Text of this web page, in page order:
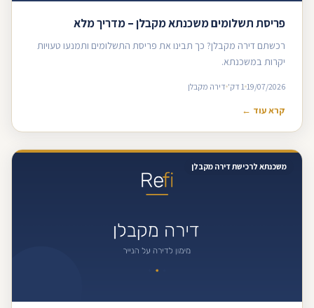
פריסת תשלומים משכנתא מקבלן – מדריך מלא
רכשתם דירה מקבלן? כך תבינו את פריסת התשלומים ותמנעו טעויות
יקרות במשכנתא.
19/07/2026 1 דק' דירה מקבלן
קרא עוד ←
משכנתא לרכישת דירה מקבלן